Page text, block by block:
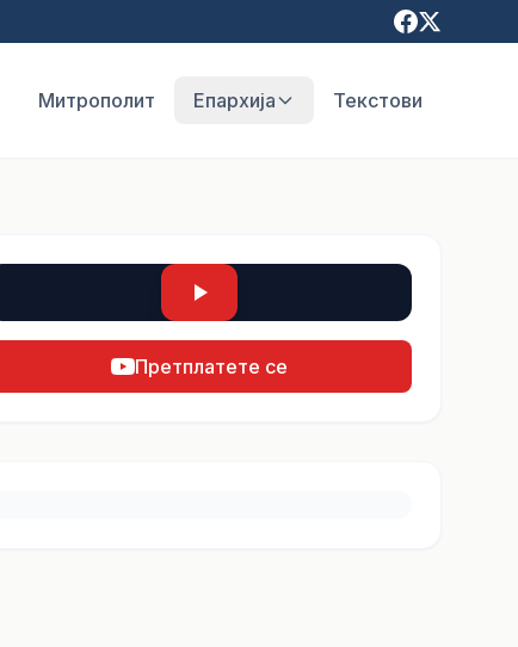
Митрополит Епархија Текстови
Претплатете се